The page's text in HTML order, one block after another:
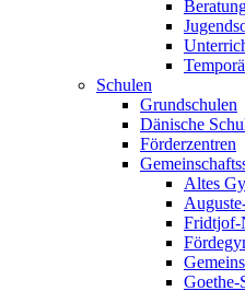
Schulen
Grundschulen
Dänische
Förderzentren
Altes
Fridtjof-
Goethe-